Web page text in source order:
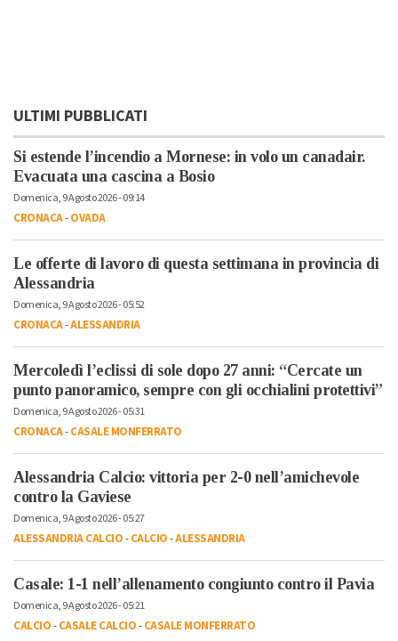
ULTIMI PUBBLICATI
Si estende l’incendio a Mornese: in volo un canadair.
Evacuata una cascina a Bosio
Domenica, 9 Agosto 2026 - 09:14
CRONACA-OVADA
Le offerte di lavoro di questa settimana in provincia di
Alessandria
Domenica, 9 Agosto 2026 - 05:52
CRONACA-ALESSANDRIA
Mercoledì l’eclissi di sole dopo 27 anni: “Cercate un
punto panoramico, sempre con gli occhialini protettivi”
Domenica, 9 Agosto 2026 - 05:31
CRONACA-CASALE MONFERRATO
Alessandria Calcio: vittoria per 2-0 nell’amichevole
contro la Gaviese
Domenica, 9 Agosto 2026 - 05:27
ALESSANDRIA CALCIO-CALCIO-ALESSANDRIA
Casale: 1-1 nell’allenamento congiunto contro il Pavia
Domenica, 9 Agosto 2026 - 05:21
CALCIO-CASALE CALCIO-CASALE MONFERRATO